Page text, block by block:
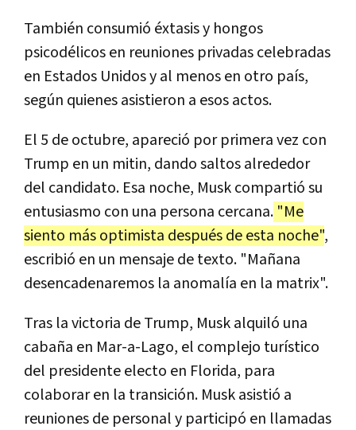
También consumió éxtasis y hongos
psicodélicos en reuniones privadas celebradas
en Estados Unidos y al menos en otro país,
según quienes asistieron a esos actos.
El 5 de octubre, apareció por primera vez con
Trump en un mitin, dando saltos alrededor
del candidato. Esa noche, Musk compartió su
entusiasmo con una persona cercana. "Me
siento más optimista después de esta noche",
escribió en un mensaje de texto. "Mañana
desencadenaremos la anomalía en la matrix".
Tras la victoria de Trump, Musk alquiló una
cabaña en Mar-a-Lago, el complejo turístico
del presidente electo en Florida, para
colaborar en la transición. Musk asistió a
reuniones de personal y participó en llamadas